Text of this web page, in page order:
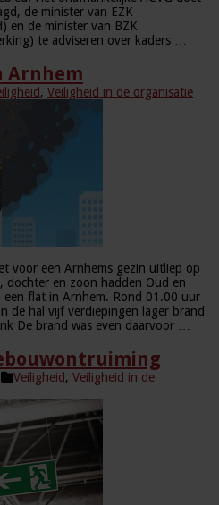
de minister van EZK
en de minister van BZK
te adviseren over kaders …
Arnhem
, Veiligheid in de organisatie
voor een Arnhems gezin uitliep op
dochter en zoon hadden Oud en
een flat in Arnhem. Rond 01.00 uur
de hal vijf verdiepingen lager brand
De brand was even daarvoor …
Veiligheid, Veiligheid in de